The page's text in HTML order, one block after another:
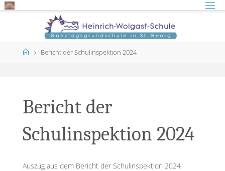
Skip
HomeBericht der Schulinspektion 2024
Bericht der
Schulinspektion 2024
Auszug aus dem Bericht der Schulinspektion 2024